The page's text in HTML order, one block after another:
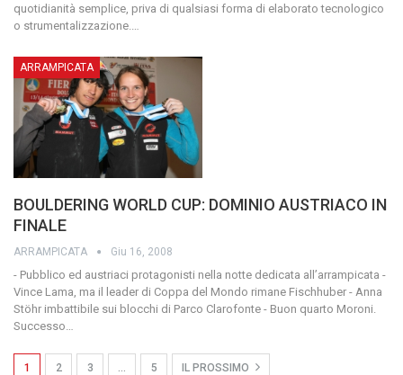
quotidianità semplice, priva di qualsiasi forma di elaborato tecnologico
o strumentalizzazione.…
ARRAMPICATA
BOULDERING WORLD CUP: DOMINIO AUSTRIACO IN
FINALE
ARRAMPICATA Giu 16, 2008
- Pubblico ed austriaci protagonisti nella notte dedicata all’arrampicata -
Vince Lama, ma il leader di Coppa del Mondo rimane Fischhuber - Anna
Stöhr imbattibile sui blocchi di Parco Clarofonte - Buon quarto Moroni.
Successo…
1 2 3 5 IL PROSSIMO